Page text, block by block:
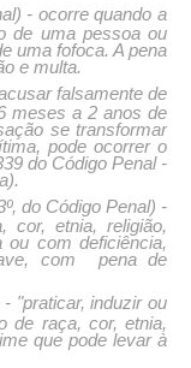
- ocorre quando a
de uma pessoa ou
uma fofoca. A pena
e multa.
falsamente de
meses a 2 anos de
se transformar
pode ocorrer o
do Código Penal -
do Código Penal) -
cor, etnia, religião,
ou com deficiência,
com pena de
"praticar, induzir ou
de raça, cor, etnia,
que pode levar à